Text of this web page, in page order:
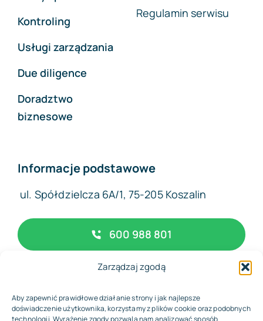
Zarządzaj zgodą
Aby zapewnić prawidłowe działanie strony i jak najlepsze
doświadczenie użytkownika, korzystamy z plików cookie oraz podobnych
technologii. Wyrażenie zgody pozwala nam analizować sposób
Kontroling
Usługi zarządzania
Due diligence
Doradztwo
biznesowe
Regulamin serwisu
Informacje podstawowe
ul. Spółdzielcza 6A/1, 75-205 Koszalin
600 988 801
biuro@complexfinance.pl